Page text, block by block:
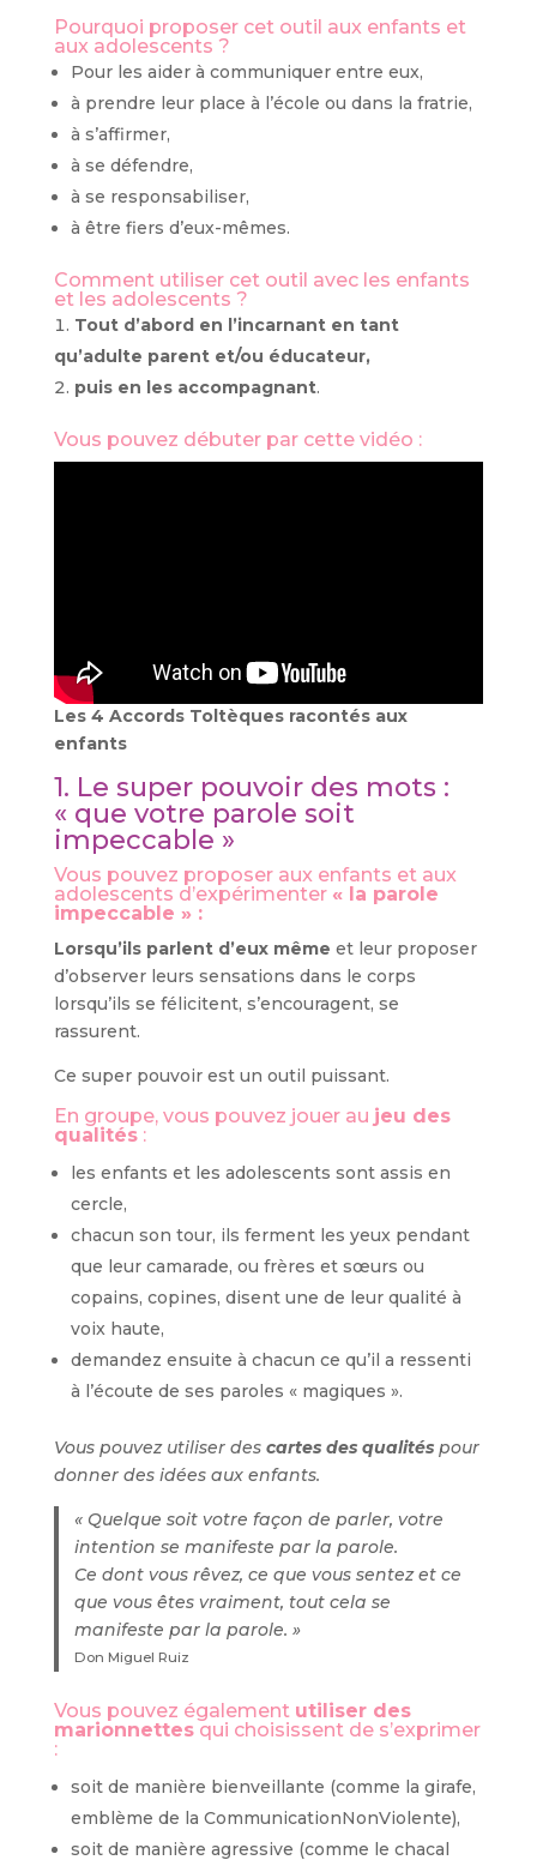
Pourquoi proposer cet outil aux enfants et
aux adolescents ?
Pour les aider à communiquer entre eux,
à prendre leur place à l’école ou dans la fratrie,
à s’affirmer,
à se défendre,
à se responsabiliser,
à être fiers d’eux-mêmes.
Comment utiliser cet outil avec les enfants
et les adolescents ?
Tout d’abord en l’incarnant en tant
qu’adulte parent et/ou éducateur,
puis en les accompagnant.
Vous pouvez débuter par cette vidéo :
Les 4 Accords Toltèques racontés aux
enfants
1. Le super pouvoir des mots :
« que votre parole soit
impeccable »
Vous pouvez proposer aux enfants et aux
adolescents d’expérimenter « la parole
impeccable » :
Lorsqu’ils parlent d’eux même et leur proposer
d’observer leurs sensations dans le corps
lorsqu’ils se félicitent, s’encouragent, se
rassurent.
Ce super pouvoir est un outil puissant.
En groupe, vous pouvez jouer au jeu des
qualités:
les enfants et les adolescents sont assis en
cercle,
chacun son tour, ils ferment les yeux pendant
que leur camarade, ou frères et sœurs ou
copains, copines, disent une de leur qualité à
voix haute,
demandez ensuite à chacun ce qu’il a ressenti
à l’écoute de ses paroles « magiques ».
Vous pouvez utiliser des cartes des qualitéspour
donner des idées aux enfants.
« Quelque soit votre façon de parler, votre
intention se manifeste par la parole.
Ce dont vous rêvez, ce que vous sentez et ce
que vous êtes vraiment, tout cela se
manifeste par la parole. »
Don Miguel Ruiz
Vous pouvez également utiliser des
marionnettesqui choisissent de s’exprimer
:
soit de manière bienveillante (comme la girafe,
emblème de la CommunicationNonViolente),
soit de manière agressive (comme le chacal